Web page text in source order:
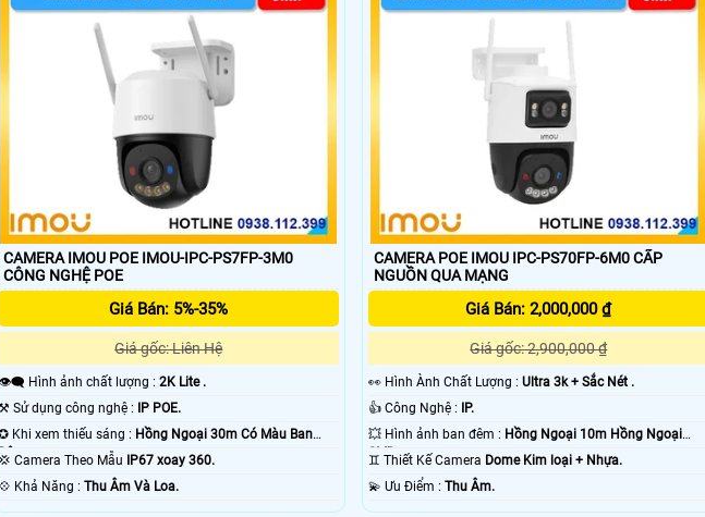
CAMERA IMOU POE IMOU-IPC-PS7FP-3M0
CÔNG NGHỆ POE
Giá Bán: 5%-35%
Giá gốc: Liên Hệ
👁️‍🗨 Hình ảnh chất lượng :2K Lite .
⚒ Sử dụng công nghệ :
IP POE.
✪ Khi xem thiếu sáng : Hồng Ngoại 30m Có Màu Ban
Ðêm.💢 Camera Theo Mẫu
IP67 xoay 360.
️💠 Khả Năng :Thu Âm Và Loa.
CAMERA POE IMOU IPC-PS70FP-6M0 CẤP
NGUỒN QUA MẠNG
Giá Bán: 2,000,000 ₫
Giá gốc: 2,900,000 ₫
️👀 Hình Ành Chất Lượng : Ultra 3k + Sắc Nét .
👍 Công Nghệ :
IP.
💥 Hình ảnh ban đêm : Hồng Ngoại 10m Hồng Ngoại
SMD.♊ Thiết Kế Camera Dome Kim loại + Nhựa.
️💫 Ưu Điểm : Thu Âm.